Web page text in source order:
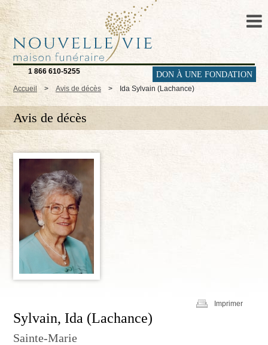
1 866 610-5255 DON À UNE FONDATION
Accueil > Avis de décès > Ida Sylvain (Lachance)
Avis de décès
Imprimer
Sylvain, Ida (Lachance)
Sainte-Marie